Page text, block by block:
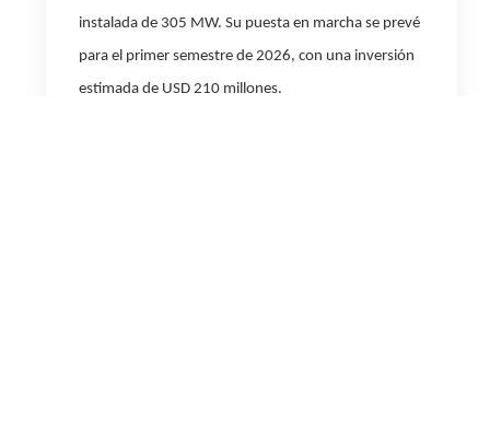
instalada de 305 MW. Su puesta en marcha se prevé
para el primer semestre de 2026, con una inversión
estimada de USD 210 millones.